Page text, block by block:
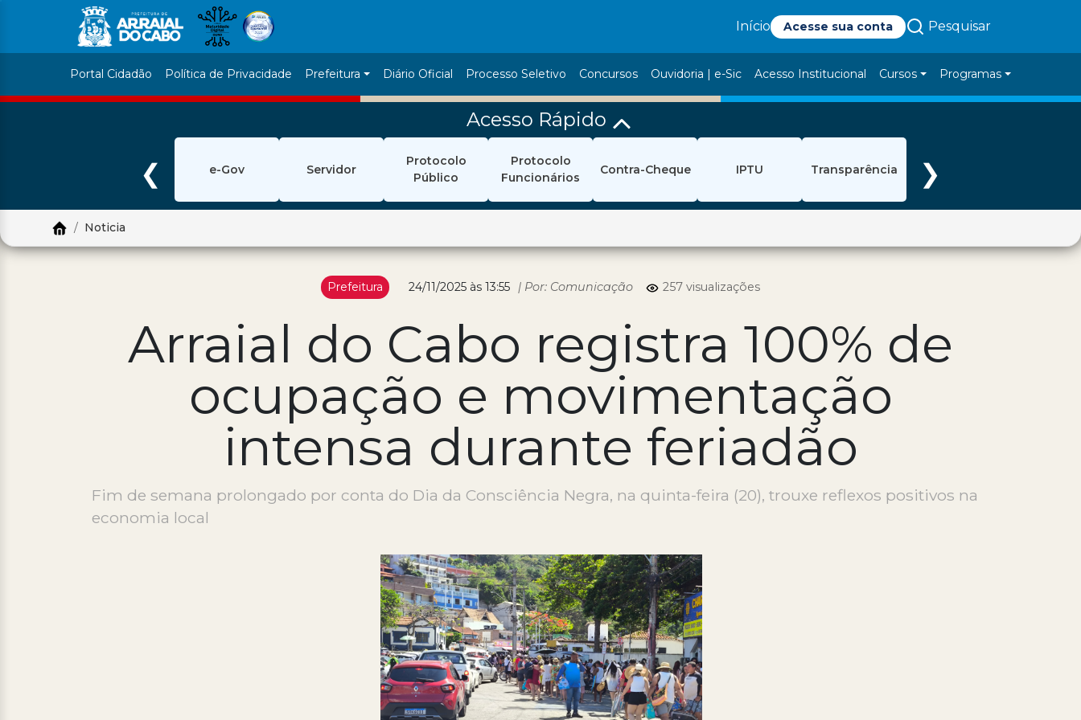
Início Acesse sua conta Pesquisar
Portal Cidadão Política de Privacidade Prefeitura Diário Oficial Processo Seletivo Concursos Ouvidoria | e-Sic Acesso Institucional Cursos Programas
Acesso Rápido
❮ e-Gov Servidor
Protocolo
Público
Protocolo
Funcionários
Contra-Cheque IPTU Transparência ❯
Noticia
Prefeitura 24/11/2025 às 13:55 | Por: Comunicação 257 visualizações
Arraial do Cabo registra 100% de
ocupação e movimentação
intensa durante feriadão
Fim de semana prolongado por conta do Dia da Consciência Negra, na quinta-feira (20), trouxe reflexos positivos na
economia local